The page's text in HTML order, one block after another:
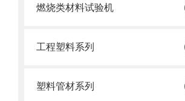
燃烧类材料试验机
工程塑料系列
塑料管材系列